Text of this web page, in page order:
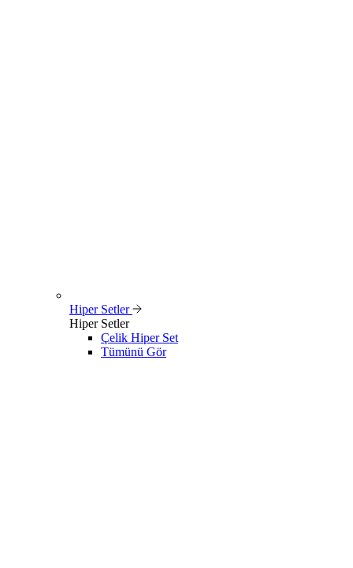
Hiper Setler
Hiper Setler
Çelik Hiper Set
Tümünü Gör